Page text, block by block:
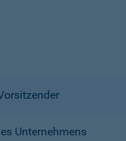
Unternehmens